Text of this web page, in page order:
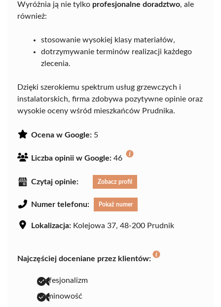
Wyróżnia ją nie tylko profesjonalne doradztwo, ale
również:
stosowanie wysokiej klasy materiałów,
dotrzymywanie terminów realizacji każdego
zlecenia.
Dzięki szerokiemu spektrum usług grzewczych i
instalatorskich, firma zdobywa pozytywne opinie oraz
wysokie oceny wśród mieszkańców Prudnika.
Ocena w Google: 5
Liczba opinii w Google: 46
Czytaj opinie: Zobacz profil
Numer telefonu: Pokaż numer
Lokalizacja: Kolejowa 37, 48-200 Prudnik
Najczęściej doceniane przez klientów:
profesjonalizm
terminowość